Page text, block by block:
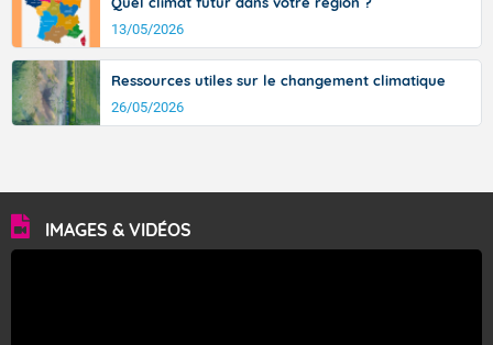
13/05/2026
Ressources utiles sur le changement climatique
26/05/2026
IMAGES & VIDÉOS